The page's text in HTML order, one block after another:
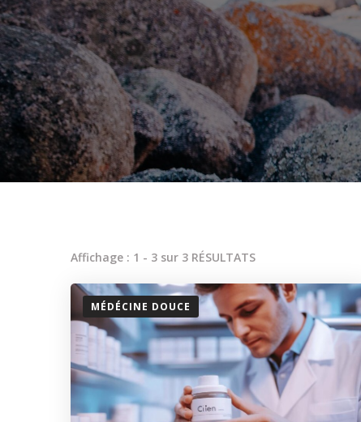
Affichage : 1 - 3 sur 3 RÉSULTATS
MÉDÉCINE DOUCE